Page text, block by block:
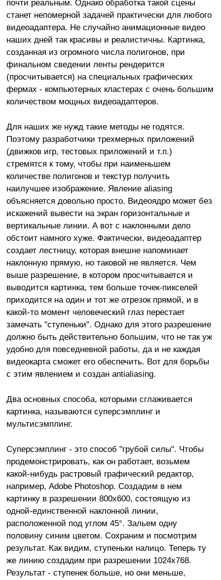
почти реальным. Однако обработка такой сцены
станет непомерной задачей практически для любого
видеоадаптера. Не случайно анимационные видео
наших дней так красивы и реалистичны. Картинка,
созданная из огромного числа полигонов, при
финальном сведении ленты рендерится
(просчитывается) на специальных графических
фермах - компьютерных кластерах с очень большим
количеством мощных видеоадаптеров.
Для наших же нужд такие методы не годятся.
Поэтому разработчики трехмерных приложений
(движков игр, тестовых приложений и т.п.)
стремятся к тому, чтобы при наименьшем
количестве полигонов и текстур получить
наилучшее изображение. Явление aliasing
объясняется довольно просто. Видеоядро может без
искажений вывести на экран горизонтальные и
вертикальные линии. А вот с наклонными дело
обстоит намного хуже. Фактически, видеоадаптер
создает лестницу, которая внешне напоминает
наклонную прямую, но таковой не является. Чем
выше разрешение, в котором просчитывается и
выводится картинка, тем больше точек-пикселей
приходится на один и тот же отрезок прямой, и в
какой-то момент человеческий глаз перестает
замечать "ступеньки". Однако для этого разрешение
должно быть действительно большим, что не так уж
удобно для повседневной работы, да и не каждая
видеокарта сможет его обеспечить. Вот для борьбы
с этим явлением и создан antialiasing.
Два основных способа, которыми сглаживается
картинка, называются суперсэмплинг и
мультисэмплинг.
Суперсэмплинг - это способ "грубой силы". Чтобы
продемонстрировать, как он работает, возьмем
какой-нибудь растровый графический редактор,
например, Adobe Photoshop. Создадим в нем
картинку в разрешении 800х600, состоящую из
одной-единственной наклонной линии,
расположенной под углом 45°. Зальем одну
половину синим цветом. Сохраним и посмотрим
результат. Как видим, ступеньки налицо. Теперь ту
же линию создадим при разрешении 1024х768.
Результат - ступенек больше, но они меньше,